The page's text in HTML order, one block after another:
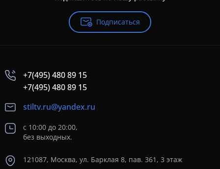
Подписаться
+7(495) 480 89 15
+7(495) 480 89 15
stiltv.ru@yandex.ru
с 10:00 до 20:00,
без выходных.
121087, Москва, ул. Барклая 8, пав. 361, 3 этаж